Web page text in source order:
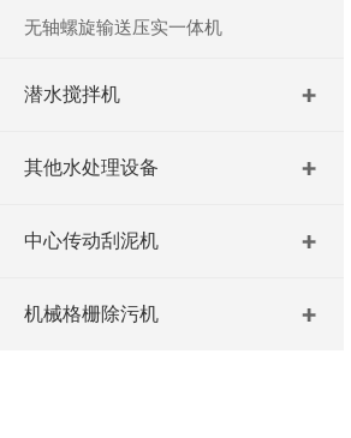
无轴螺旋输送压实一体机
潜水搅拌机
其他水处理设备
中心传动刮泥机
机械格栅除污机